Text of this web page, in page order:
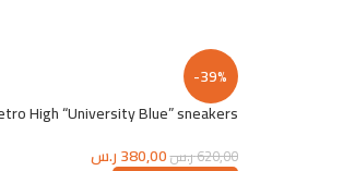
-39%
High “University Blue” sneakers
620,00ر.س380,00ر.س